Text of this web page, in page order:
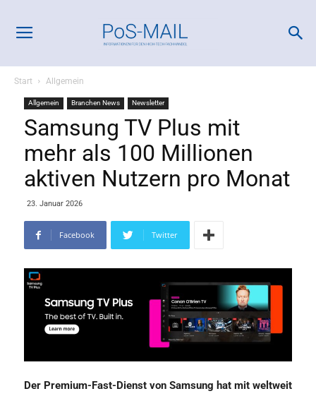
Start Allgemein
Allgemein Branchen News Newsletter
Samsung TV Plus mit
mehr als 100 Millionen
aktiven Nutzern pro Monat
23. Januar 2026
Facebook Twitter
Der Premium-Fast-Dienst von Samsung hat mit weltweit